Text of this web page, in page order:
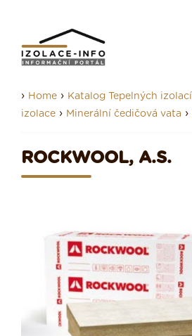
› Home › Katalog Tepelných izolací
izolace › Minerální čedičová vata ›
ROCKWOOL, A.S.